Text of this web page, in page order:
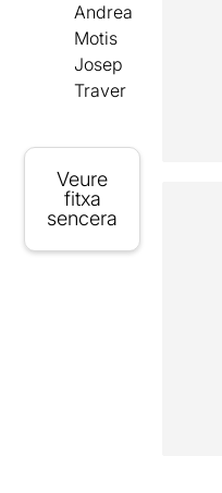
Andrea
Motis
Josep
Traver
Veure
fitxa
sencera